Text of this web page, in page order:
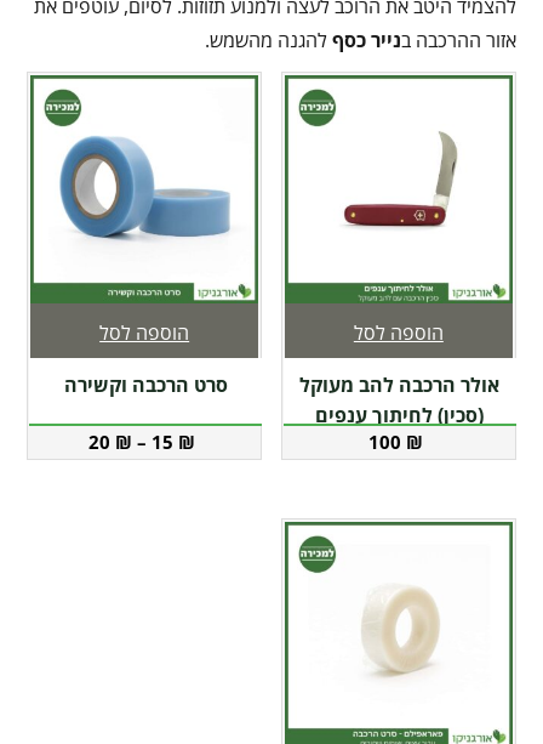
להצמיד היטב את הרוכב לעצה ולמנוע תזוזות. לסיום, עוטפים את
אזור ההרכבה בנייר כסףלהגנה מהשמש.
אולר הרכבה להב מעוקל
(סכין) לחיתוך ענפים
100 ₪
הוספה לסל
סרט הרכבה וקשירה
15 ₪
–
20 ₪
הוספה לסל